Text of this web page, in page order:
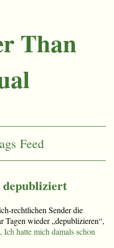
Than
Feed
rechtlichen Sender die
Tagen wieder „depublizieren“,
Ich hatte mich damals schon